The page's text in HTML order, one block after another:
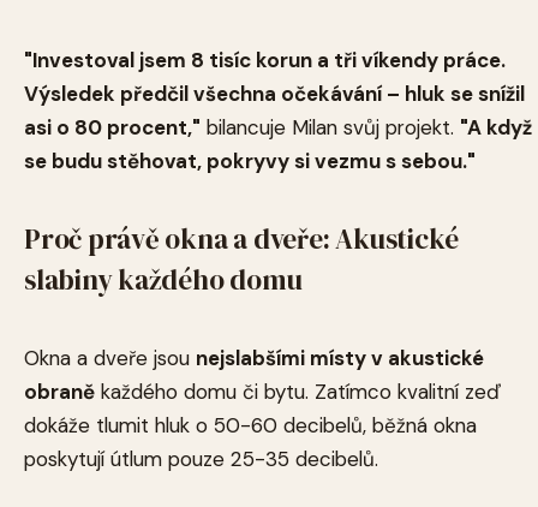
"Investoval jsem 8 tisíc korun a tři víkendy práce.
Výsledek předčil všechna očekávání – hluk se snížil
asi o 80 procent," bilancuje Milan svůj projekt. "A když
se budu stěhovat, pokryvy si vezmu s sebou."
Proč právě okna a dveře: Akustické
slabiny každého domu
Okna a dveře jsou nejslabšími místy v akustické
obraně každého domu či bytu. Zatímco kvalitní zeď
dokáže tlumit hluk o 50-60 decibelů, běžná okna
poskytují útlum pouze 25-35 decibelů.